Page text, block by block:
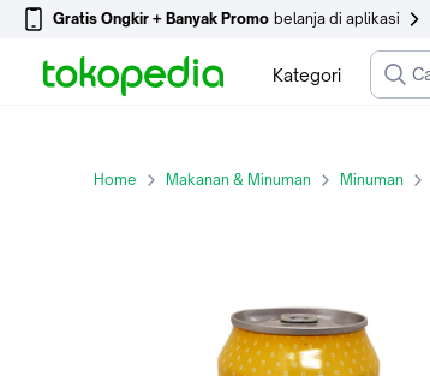
Gratis Ongkir + Banyak Promo belanja di aplikasi
Kategori
LARUTAN KAKI TIGA ANAK JERUK CAN
Home Makanan & Minuman Minuman